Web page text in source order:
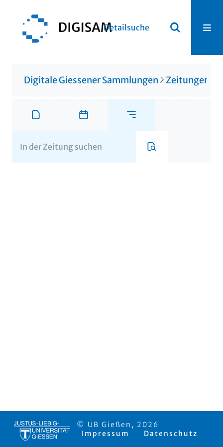
Detailsuche
Digitale Giessener Sammlungen Zeitungen
© UB Gießen, 2026
Impressum
Datenschutz